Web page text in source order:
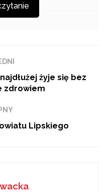
żyje się bez
zdrowiem
Lipskiego